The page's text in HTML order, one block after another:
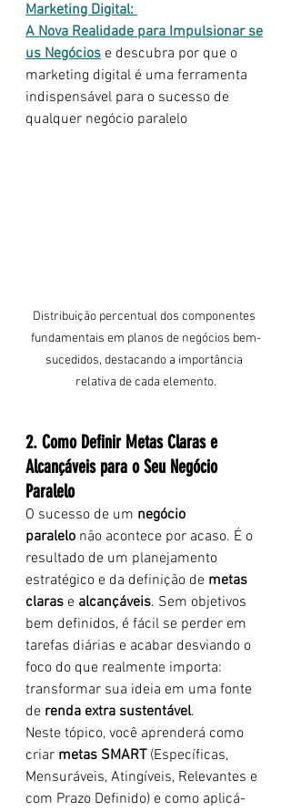
Marketing Digital:
A Nova Realidade para Impulsionar se
us Negócios e descubra por que o
marketing digital é uma ferramenta
indispensável para o sucesso de
qualquer negócio paralelo
Distribuição percentual dos componentes
fundamentais em planos de negócios bem-
sucedidos, destacando a importância
relativa de cada elemento.
2. Como Definir Metas Claras e
Alcançáveis para o Seu Negócio
Paralelo
O sucesso de um negócio
paralelo não acontece por acaso. É o
resultado de um planejamento
estratégico e da definição de metas
claras e alcançáveis. Sem objetivos
bem definidos, é fácil se perder em
tarefas diárias e acabar desviando o
foco do que realmente importa:
transformar sua ideia em uma fonte
de renda extra sustentável.
Neste tópico, você aprenderá como
criar metas SMART (Específicas,
Mensuráveis, Atingíveis, Relevantes e
com Prazo Definido) e como aplicá-